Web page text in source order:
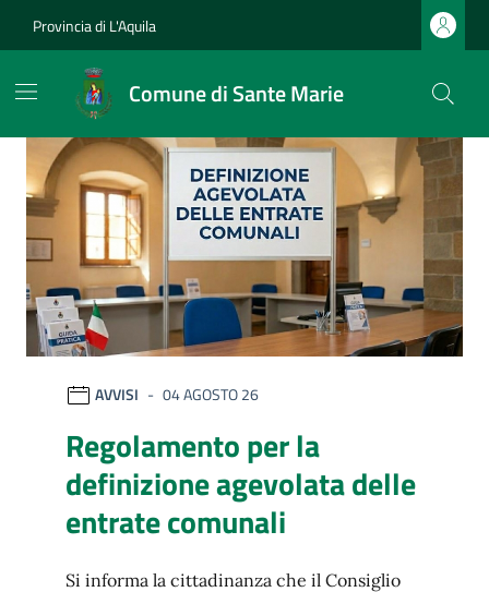
Provincia di L'Aquila
Comune di Sante Marie
Comune di Sante Marie
Ultime notizie
AVVISI 04 AGOSTO 26
Regolamento per la
definizione agevolata delle
entrate comunali
Si informa la cittadinanza che il Consiglio